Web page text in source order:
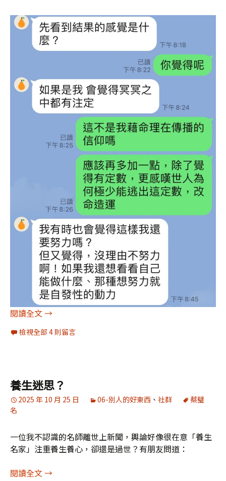
閱讀全文命定與努力
→
檢視全部 4 則留言
養生迷思？
2025 年 10 月 25 日 06-別人的好東西 、 社群
蔡璧
名
一位我不認識的名師離世上新聞，輿論好像很在意「養生
名家」注重養生養心，卻還是過世？有朋友問道：
閱讀全文養生迷思？
→